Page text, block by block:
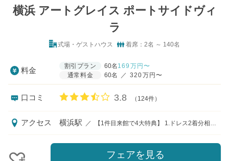
横浜 アートグレイス ポートサイドヴィ
ラ
式場・ゲストハウス 着席：2名 ～ 140名
料金
割引プラン 60名 169 万円〜
通常料金
60名 ／ 320万円〜
口コミ 口コミ評価
3.8 （124件）
アクセス 横浜駅 ／ 【1件目来館で4大特典】 1.ドレス2着分相当優待（35万円分） 2.装花コーディネート優待（10万円分） 3.映像商品優待（5万円分） 4.当館リストランテマンジャーレ 1万円分のレストラン優待券プレゼント 221-0055 神奈川県横浜市神奈川区大野町1-4
フェアを見る